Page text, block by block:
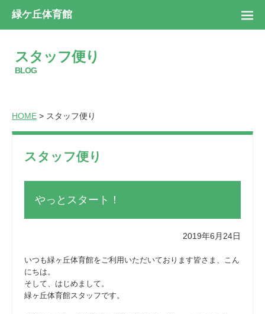
緑ケ丘体育館
スタッフ便り
BLOG
HOME > スタッフ便り
スタッフ便り
やっとスタート！
2019年6月24日
いつも緑ヶ丘体育館をご利用いただいております皆さま、こん
にちは。
そして、はじめまして。
緑ヶ丘体育館スタッフです。